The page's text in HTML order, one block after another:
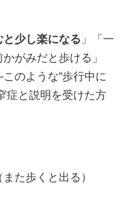
と少し楽になる 」「一
がみだと歩ける」
のような“歩行中に
症と説明を受けた方
た歩くと出る）